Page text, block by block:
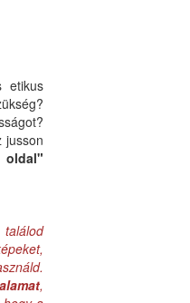
etikus
jusson
,